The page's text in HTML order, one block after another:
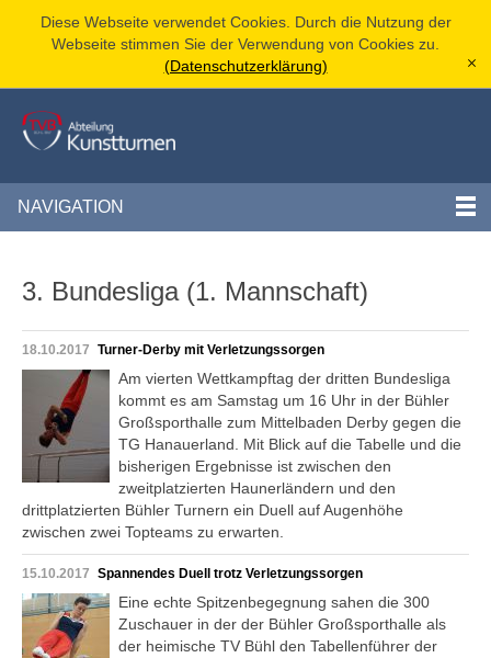
Diese Webseite verwendet Cookies. Durch die Nutzung der
Webseite stimmen Sie der Verwendung von Cookies zu.
(Datenschutzerklärung)
[x]
NAVIGATION
3. Bundesliga (1. Mannschaft)
18.10.2017 Turner-Derby mit Verletzungssorgen
Am vierten Wettkampftag der dritten Bundesliga
kommt es am Samstag um 16 Uhr in der Bühler
Großsporthalle zum Mittelbaden Derby gegen die
TG Hanauerland. Mit Blick auf die Tabelle und die
bisherigen Ergebnisse ist zwischen den
zweitplatzierten Haunerländern und den
drittplatzierten Bühler Turnern ein Duell auf Augenhöhe
zwischen zwei Topteams zu erwarten.
15.10.2017 Spannendes Duell trotz Verletzungssorgen
Eine echte Spitzenbegegnung sahen die 300
Zuschauer in der der Bühler Großsporthalle als
der heimische TV Bühl den Tabellenführer der